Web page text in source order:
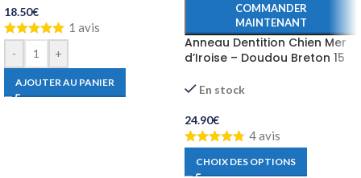
18.50€
1 avis
- +
AJOUTER AU PANIER
COMMANDER
MAINTENANT
Anneau Dentition Chien Mer
d’Iroise – Doudou Breton 15
En stock
24.90€
4 avis
CHOIX DES OPTIONS